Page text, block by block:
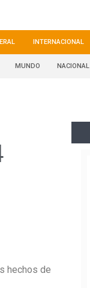
INTERNACIONAL
MUNDO NACIONAL
hechos de